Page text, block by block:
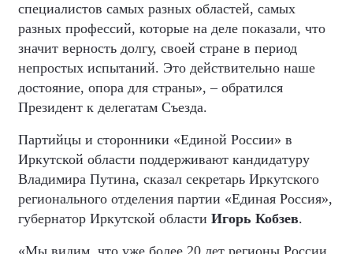
специалистов самых разных областей, самых
разных профессий, которые на деле показали, что
значит верность долгу, своей стране в период
непростых испытаний. Это действительно наше
достояние, опора для страны», – обратился
Президент к делегатам Съезда.
Партийцы и сторонники «Единой России» в
Иркутской области поддерживают кандидатуру
Владимира Путина, сказал секретарь Иркутского
регионального отделения партии «Единая Россия»,
губернатор Иркутской области Игорь Кобзев.
«Мы видим, что уже более 20 лет регионы России